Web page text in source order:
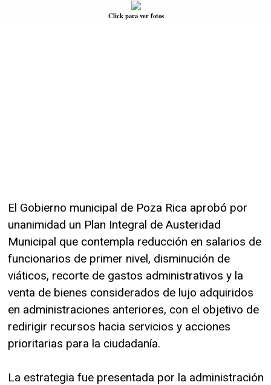
Click para ver fotos
El Gobierno municipal de Poza Rica aprobó por
unanimidad un Plan Integral de Austeridad
Municipal que contempla reducción en salarios de
funcionarios de primer nivel, disminución de
viáticos, recorte de gastos administrativos y la
venta de bienes considerados de lujo adquiridos
en administraciones anteriores, con el objetivo de
redirigir recursos hacia servicios y acciones
prioritarias para la ciudadanía.
La estrategia fue presentada por la administración